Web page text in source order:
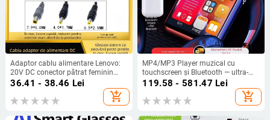
Adaptor cablu alimentare Lenovo:
20V DC conector pătrat feminin
către 7950/5525/4017, model 7950
5525 4017, lungime fir 0,15 m, OEM,
linie de conversie a energiei
36.41 - 38.46 Lei
add_shopping_cart
MP4/MP3 Player muzical cu
touchscreen și Bluetooth — ultra-
subțire, pentru citirea romanelor
119.58 - 581.47 Lei
add_shopping_cart